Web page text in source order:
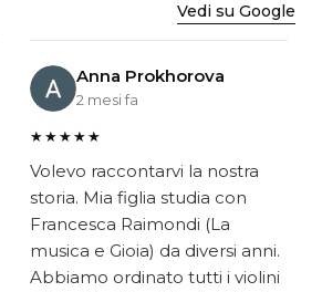
Vedi su Google
Anna Prokhorova
2 mesi fa
★★★★★
Volevo raccontarvi la nostra
storia. Mia figlia studia con
Francesca Raimondi (La
musica e Gioia) da diversi anni.
Abbiamo ordinato tutti i violini